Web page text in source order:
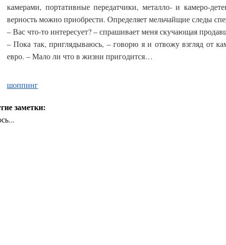
камерами, портативные передатчики, металло- и камеро-
верность можно приобрести. Определяет мельчайщие следы
– Вас что-то интересует? – спрашивает меня скучающая
– Пока так, приглядываюсь, – говорю я и отвожу взгляд от
евро. – Мало ли что в жизни пригодится…
шоппинг
заметки: